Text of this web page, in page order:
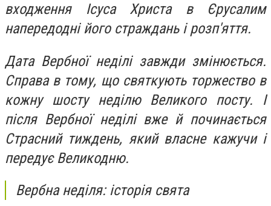
входження Ісуса Христа в Єрусалим
напередодні його страждань і розп'яття.
Дата Вербної неділі завжди змінюється.
Справа в тому, що святкують торжество в
кожну шосту неділю Великого посту. І
після Вербної неділі вже й починається
Страсний тиждень, який власне кажучи і
передує Великодню.
Вербна неділя: історія свята